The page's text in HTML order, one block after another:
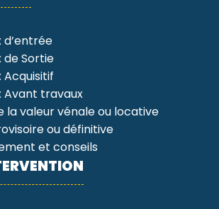
d’entrée
de Sortie
Acquisitif
Avant travaux
la valeur vénale ou locative
ou définitive
et conseils